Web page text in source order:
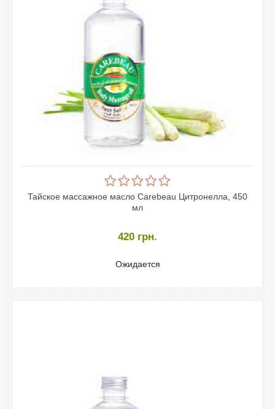
Тайское массажное масло Carebeau Цитронелла, 450
мл
420 грн.
Ожидается